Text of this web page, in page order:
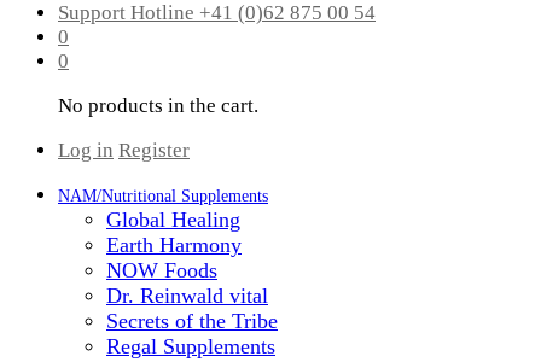
Support Hotline +41 (0)62 875 00 54
0
0
No products in the cart.
Log in Register
NAM/Nutritional Supplements
Global Healing
Earth Harmony
NOW Foods
Dr. Reinwald vital
Secrets of the Tribe
Regal Supplements